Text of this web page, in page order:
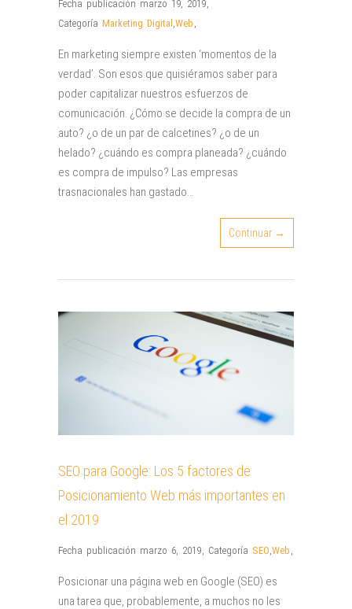
Fecha publicación marzo 19, 2019,
Categoría Marketing Digital ,Web ,
En marketing siempre existen ‘momentos de la
verdad’. Son esos que quisiéramos saber para
poder capitalizar nuestros esfuerzos de
comunicación. ¿Cómo se decide la compra de un
auto? ¿o de un par de calcetines? ¿o de un
helado? ¿cuándo es compra planeada? ¿cuándo
es compra de impulso? Las empresas
trasnacionales han gastado…
Continuar →
SEO para Google: Los 5 factores de
Posicionamiento Web más importantes en
el 2019
Fecha publicación marzo 6, 2019 Categoría SEO Web
Posicionar una página web en Google (SEO) es
una tarea que, probablemente, a muchos no les